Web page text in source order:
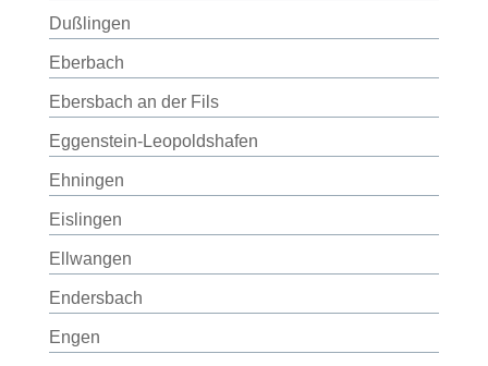
Dußlingen
Eberbach
Ebersbach an der Fils
Eggenstein-Leopoldshafen
Ehningen
Eislingen
Ellwangen
Endersbach
Engen